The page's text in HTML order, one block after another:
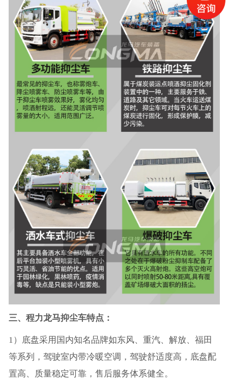
三、程力龙马抑尘车特点：
1）底盘采用国内知名品牌如东风、重汽、解放、福田
等系列，驾驶室内带冷暖空调，驾驶舒适度高，底盘配
置高、质量稳定可靠，售后服务体系健全。